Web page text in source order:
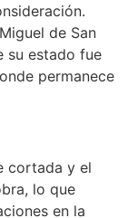
de San
su estado fue
permanece
cortada y el
lo que
en la